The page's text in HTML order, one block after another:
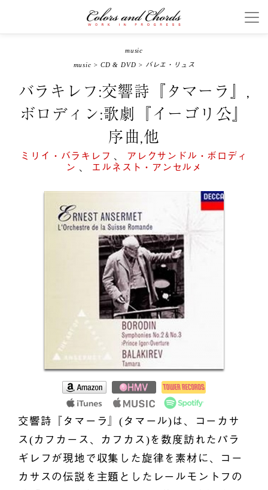
music
music > CD & DVD > バレエ・リュス
バラキレフ:交響詩『タマーラ』,
ボロディン:歌劇『イーゴリ公』
序曲,他
ミリイ・バラキレフ 、 アレクサンドル・ボロディ
ン 、 エルネスト・アンセルメ
交響詩『タマーラ』(タマール)は、コーカサ
ス(カフカース、カフカス)を数度訪れたパラ
ギレフが現地で収集した旋律を素材に、コー
カサスの伝説を主題としたレールモントフの